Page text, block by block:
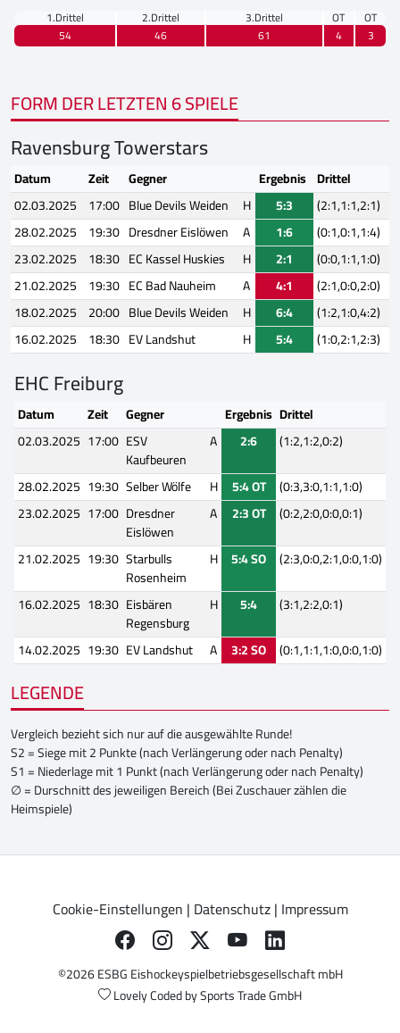
1.Drittel 2.Drittel 3.Drittel OT
OT
54
46 61 4 3
FORM DER LETZTEN 6 SPIELE
Ravensburg Towerstars
Datum Zeit Gegner Ergebnis Drittel
02.03.2025 17:00 Blue Devils Weiden H 5:3
(2:1,1:1,2:1)
28.02.2025 19:30 Dresdner Eislöwen A 1:6
(0:1,0:1,1:4)
23.02.2025 18:30 EC Kassel Huskies H 2:1
(0:0,1:1,1:0)
21.02.2025 19:30 EC Bad Nauheim A 4:1
(2:1,0:0,2:0)
18.02.2025 20:00 Blue Devils Weiden H 6:4
(1:2,1:0,4:2)
16.02.2025 18:30 EV Landshut H 5:4 (1:0,2:1,2:3)
EHC Freiburg
Datum Zeit Gegner Ergebnis Drittel
02.03.2025 17:00 ESV
Kaufbeuren
A 2:6
(1:2,1:2,0:2)
28.02.2025 19:30 Selber Wölfe H 5:4 OT (0:3,3:0,1:1,1:0)
23.02.2025 17:00 Dresdner
Eislöwen
A 2:3 OT (0:2,2:0,0:0,0:1)
21.02.2025 19:30 Starbulls
Rosenheim
H 5:4 SO (2:3,0:0,2:1,0:0,1:0)
16.02.2025 18:30 Eisbären
Regensburg
H 5:4
(3:1,2:2,0:1)
14.02.2025 19:30 EV Landshut A 3:2 SO (0:1,1:1,1:0,0:0,1:0)
LEGENDE
Vergleich bezieht sich nur auf die ausgewählte Runde!
S2 = Siege mit 2 Punkte (nach Verlängerung oder nach Penalty)
S1 = Niederlage mit 1 Punkt (nach Verlängerung oder nach Penalty)
∅ = Durschnitt des jeweiligen Bereich (Bei Zuschauer zählen die
Heimspiele)
Cookie-Einstellungen | Datenschutz| Impressum
©2026 ESBG Eishockeyspielbetriebsgesellschaft mbH
Lovely Coded bySports Trade GmbH